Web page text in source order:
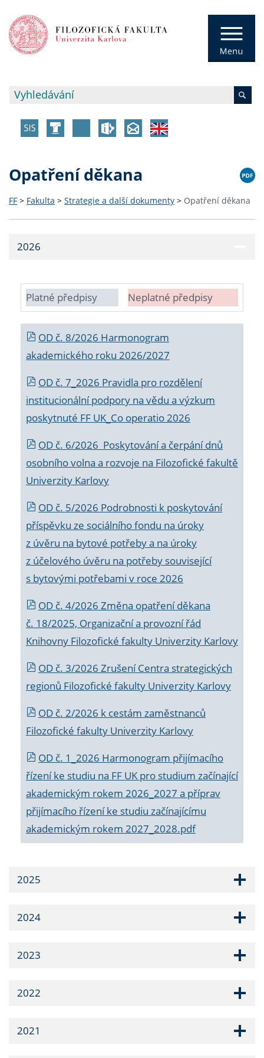
Opatření děkana
FF > Fakulta > Strategie a další dokumenty > Opatření děkana
2026
Platné předpisy Neplatné předpisy
OD č. 8/2026 Harmonogram
akademického roku 2026/2027
OD č. 7_2026 Pravidla pro rozdělení
institucionální podpory na vědu a výzkum
poskytnuté FF UK_Co operatio 2026
OD č. 6/2026 Poskytování a čerpání dnů
osobního volna a rozvoje na Filozofické fakultě
Univerzity Karlovy
OD č. 5/2026 Podrobnosti k poskytování
příspěvku ze sociálního fondu na úroky
z úvěru na bytové potřeby a na úroky
z účelového úvěru na potřeby související
s bytovými potřebami v roce 2026
OD č. 4/2026 Změna opatření děkana
č. 18/2025, Organizační a provozní řád
Knihovny Filozofické fakulty Univerzity Karlovy
OD č. 3/2026 Zrušení Centra strategických
regionů Filozofické fakulty Univerzity Karlovy
OD č. 2/2026 k cestám zaměstnanců
Filozofické fakulty Univerzity Karlovy
OD č. 1_2026 Harmonogram přijímacího
řízení ke studiu na FF UK pro studium začínající
akademickým rokem 2026_2027 a příprav
přijímacího řízení ke studiu začínajícímu
akademickým rokem 2027_2028.pdf
2025
2024
2023
2022
2021